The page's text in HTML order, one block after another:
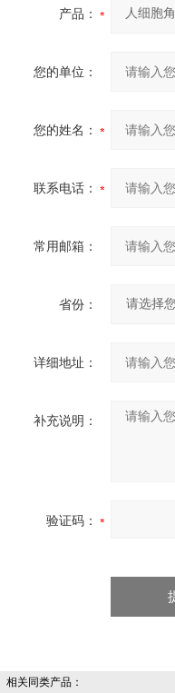
产品：
您的单位：
您的姓名：
联系电话：
常用邮箱：
省份：
详细地址：
补充说明：
验证码：
相关同类产品：